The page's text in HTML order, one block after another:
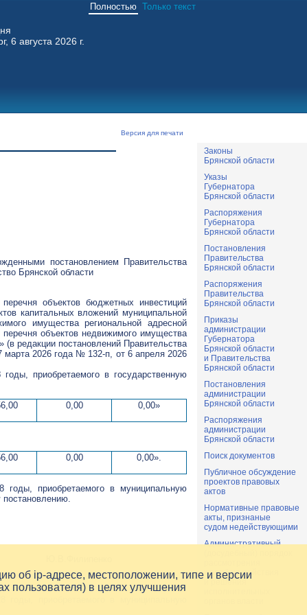
Полностью Только текст
6 августа 2026 г.
Версия для печати
постановлением Правительства
Брянской области
объектов бюджетных инвестиций
капитальных вложений муниципальной
имущества региональной адресной
объектов недвижимого имущества
редакции постановлений Правительства
2026 года № 132-п, от 6 апреля 2026
приобретаемого в государственную
0,00 0,00»
0,00 0,00».
годы, приобретаемого в муниципальную
приобретаемого в муниципальную
Законы
Брянской области
Указы
Губернатора
Брянской области
Распоряжения
Губернатора
Брянской области
Постановления
Правительства
Брянской области
Распоряжения
Правительства
Брянской области
Приказы
администрации
Губернатора
Брянской области
и Правительства
Брянской области
Постановления
администрации
Брянской области
Распоряжения
администрации
Брянской области
Поиск документов
Публичное обсуждение
проектов правовых
актов
Нормативные правовые
акты, признаные
судом недействующими
Административный
жалоб на действия
и решения
об ip-адресе, местоположении, типе и версии
пользователя) в целях улучшения